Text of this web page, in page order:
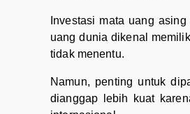
Investasi mata uang
uang dunia dikenal
tidak menentu.
Namun, penting untuk
dianggap lebih kuat